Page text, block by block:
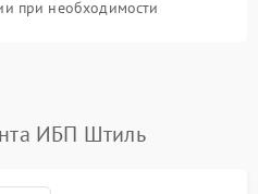
при необходимости
ИБП Штиль